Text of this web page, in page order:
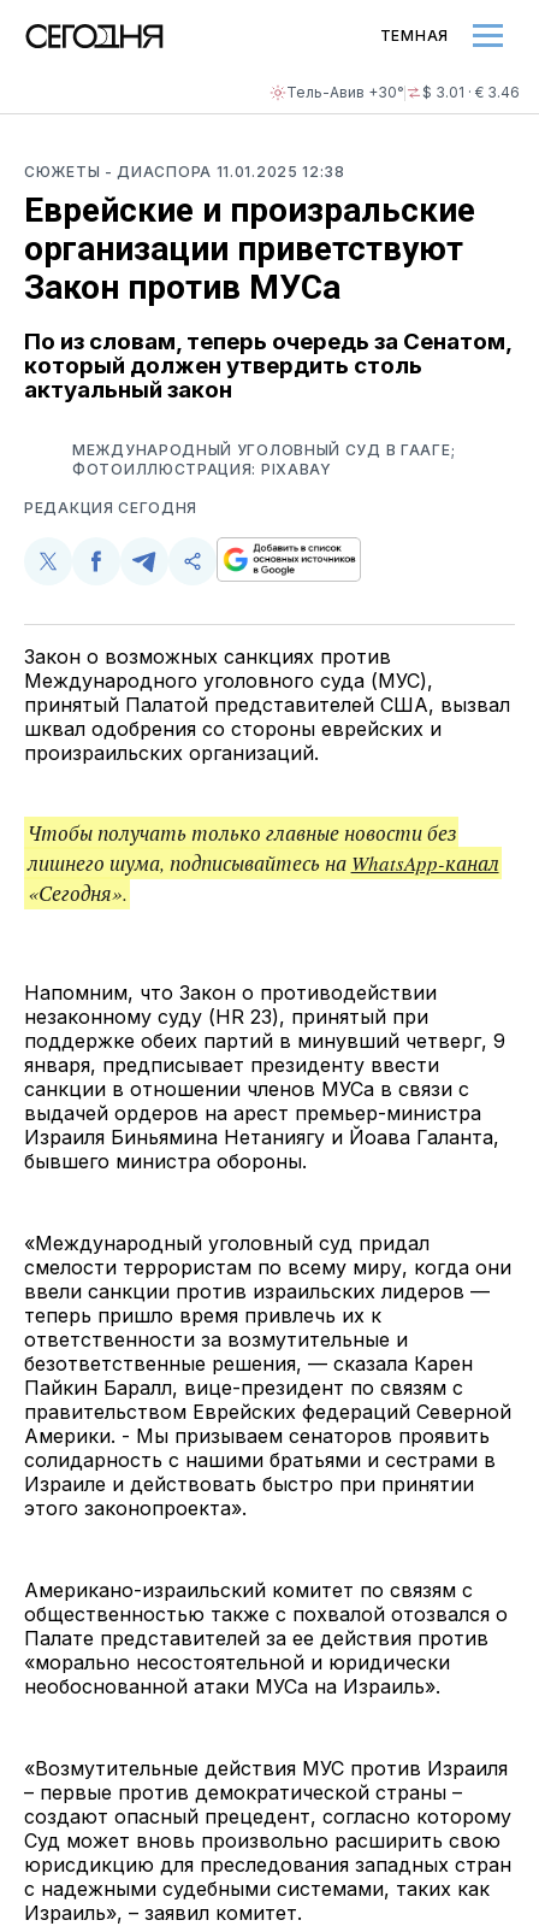
Тель-Авив +30° $ 3.01 · € 3.46
ТЕМНАЯ
СЮЖЕТЫ - ДИАСПОРА 11.01.2025 12:38
Еврейские и произральские
организации приветствуют
Закон против МУСа
По из словам, теперь очередь за Сенатом,
который должен утвердить столь
актуальный закон
МЕЖДУНАРОДНЫЙ УГОЛОВНЫЙ СУД В ГААГЕ;
ФОТОИЛЛЮСТРАЦИЯ: PIXABAY
РЕДАКЦИЯ СЕГОДНЯ
Поделиться
Twitter
Поделиться
Facebook
Поделиться
Telegram
Скопируйте
поделитесь
Закон о возможных санкциях против
Международного уголовного суда (МУС),
принятый Палатой представителей США, вызвал
шквал одобрения со стороны еврейских и
произраильских организаций.
Чтобы получать только главные новости без
лишнего шума, подписывайтесь на WhatsApp-канал
«Сегодня».
Напомним, что Закон о противодействии
незаконному суду (HR 23), принятый при
поддержке обеих партий в минувший четверг, 9
января, предписывает президенту ввести
санкции в отношении членов МУСа в связи с
выдачей ордеров на арест премьер-министра
Израиля Биньямина Нетаниягу и Йоава Галанта,
бывшего министра обороны.
«Международный уголовный суд придал
смелости террористам по всему миру, когда они
ввели санкции против израильских лидеров —
теперь пришло время привлечь их к
ответственности за возмутительные и
безответственные решения, — сказала Карен
Пайкин Баралл, вице-президент по связям с
правительством Еврейских федераций Северной
Америки. - Мы призываем сенаторов проявить
солидарность с нашими братьями и сестрами в
Израиле и действовать быстро при принятии
этого законопроекта».
Американо-израильский комитет по связям с
общественностью также с похвалой отозвался о
Палате представителей за ее действия против
«морально несостоятельной и юридически
необоснованной атаки МУСа на Израиль».
«Возмутительные действия МУС против Израиля
– первые против демократической страны –
создают опасный прецедент, согласно которому
Суд может вновь произвольно расширить свою
юрисдикцию для преследования западных стран
с надежными судебными системами, таких как
Израиль», – заявил комитет.